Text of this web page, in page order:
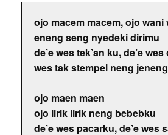
ojo macem macem, ojo wani
eneng seng nyedeki dirimu
de’e wes tek’an ku, de’e
wes tak stempel neng
ojo maen maen
ojo lirik lirik neng bebebku
de’e wes pacarku, de’e wes